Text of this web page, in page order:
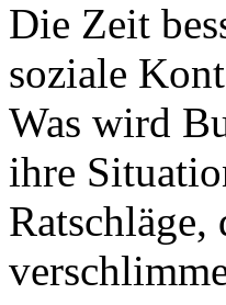
Die Zeit
soziale
Was wird
ihre